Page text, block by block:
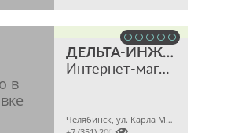
ДЕЛЬТА-ИНЖИНИРИНГ
Интернет-магазин
Челябинск, ул. Карла Маркса, 28А офис 43